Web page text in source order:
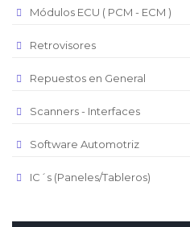
Módulos ECU ( PCM - ECM )
Retrovisores
Repuestos en General
Scanners - Interfaces
Software Automotriz
IC´s (Paneles/Tableros)